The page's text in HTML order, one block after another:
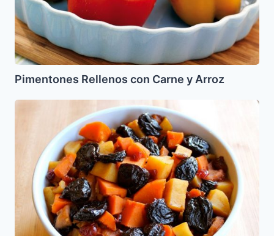
Pimentones Rellenos con Carne y Arroz
Tzimmes
Zanahoria
Batata